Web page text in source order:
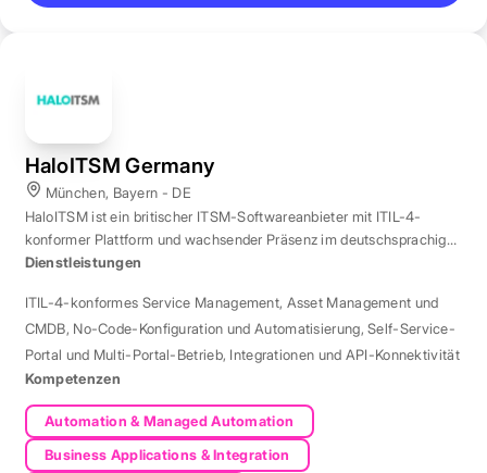
HaloITSM Germany
München, Bayern - DE
HaloITSM ist ein britischer ITSM-Softwareanbieter mit ITIL-4-
konformer Plattform und wachsender Präsenz im deutschsprachigen
Markt.
Dienstleistungen
ITIL-4-konformes Service Management, Asset Management und
CMDB, No-Code-Konfiguration und Automatisierung,Self-Service-
Portal und Multi-Portal-Betrieb, Integrationen und API-Konnektivität
Kompetenzen
Automation & Managed Automation
Business Applications & Integration